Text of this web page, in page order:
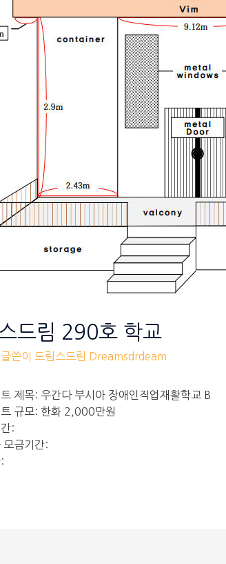
드림 290호 학교
쓴이 드림스드림 Dreamsdrdeam
제목: 우간다 부시아 장애인직업재활학교 B
규모: 한화 2,000만원
:
금기간: